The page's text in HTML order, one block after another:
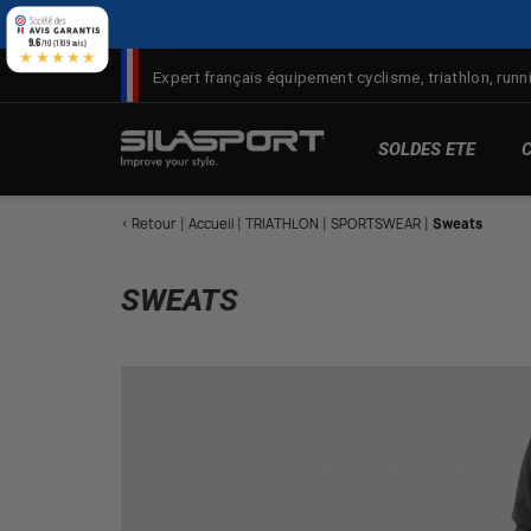
Expert français équipement cyclisme, triathlon,
SOLDES ETE
< Retour Accueil TRIATHLON SPORTSWEAR Sweats
SWEATS
9.6/10 (1709 avis)
★★★★★
Panneau de gestion des cookies